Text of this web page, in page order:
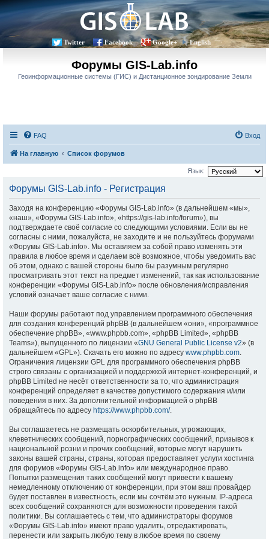
Twitter Facebook Google+ English
Форумы GIS-Lab.info
Геоинформационные системы (ГИС) и Дистанционное зондирование Земли
FAQ Вход
На главную Список форумов
Язык:
Форумы GIS-Lab.info - Регистрация
Заходя на конференцию «Форумы GIS-Lab.info» (в дальнейшем «мы»,
«наш», «Форумы GIS-Lab.info», «https://gis-lab.info/forum»), вы
подтверждаете своё согласие со следующими условиями. Если вы не
согласны с ними, пожалуйста, не заходите и не пользуйтесь форумами
«Форумы GIS-Lab.info». Мы оставляем за собой право изменять эти
правила в любое время и сделаем всё возможное, чтобы уведомить вас
об этом, однако с вашей стороны было бы разумным регулярно
просматривать этот текст на предмет изменений, так как использование
конференции «Форумы GIS-Lab.info» после обновления/исправления
условий означает ваше согласие с ними.
Наши форумы работают под управлением программного обеспечения
для создания конференций phpBB (в дальнейшем «они», «программное
обеспечение phpBB», «www.phpbb.com», «phpBB Limited», «phpBB
Teams»), выпущенного по лицензии «GNU General Public License v2» (в
дальнейшем «GPL»). Скачать его можно по адресу www.phpbb.com.
Ограничения лицензии GPL для программного обеспечения phpBB
строго связаны с организацией и поддержкой интернет-конференций, и
phpBB Limited не несёт ответственности за то, что администрация
конференций определяет в качестве допустимого содержания и/или
поведения в них. За дополнительной информацией о phpBB
обращайтесь по адресу https://www.phpbb.com/.
Вы соглашаетесь не размещать оскорбительных, угрожающих,
клеветнических сообщений, порнографических сообщений, призывов к
национальной розни и прочих сообщений, которые могут нарушить
законы вашей страны, страны, которая предоставляет услуги хостинга
для форумов «Форумы GIS-Lab.info» или международное право.
Попытки размещения таких сообщений могут привести к вашему
немедленному отключению от конференции, при этом ваш провайдер
будет поставлен в известность, если мы сочтём это нужным. IP-адреса
всех сообщений сохраняются для возможности проведения такой
политики. Вы соглашаетесь с тем, что администраторы форумов
«Форумы GIS-Lab.info» имеют право удалить, отредактировать,
перенести или закрыть любую тему в любое время по своему